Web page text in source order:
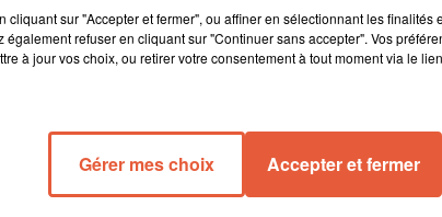
crucial dans un club qui doit être occupé par
relations aujourd'hui dans le monde du football
notamment les supporters, et c'est mon cas à
cliquant sur "Accepter et fermer", ou affiner en sélectionnant les finalités
également refuser en cliquant sur "Continuer sans accepter". Vos
à jour vos choix, ou retirer votre consentement à tout moment via le
Gérer mes choix Accepter et fermer